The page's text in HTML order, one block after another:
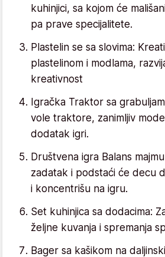
kuhinjici, sa kojom će
pa prave specijalitete.
Plastelin se sa slovima:
plastelinom i modlama,
kreativnost
Igračka Traktor sa
vole traktore, zanimljiv
dodatak igri.
Društvena igra Balans
zadatak i podstaći će decu
i koncentrišu na igru.
Set kuhinjica sa dodacima:
željne kuvanja i spremanja
Bager sa kašikom na